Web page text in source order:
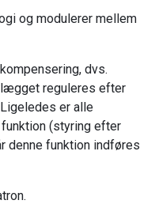
og modulerer mellem
dvs.
reguleres efter
er alle
(styring efter
denne funktion indføres